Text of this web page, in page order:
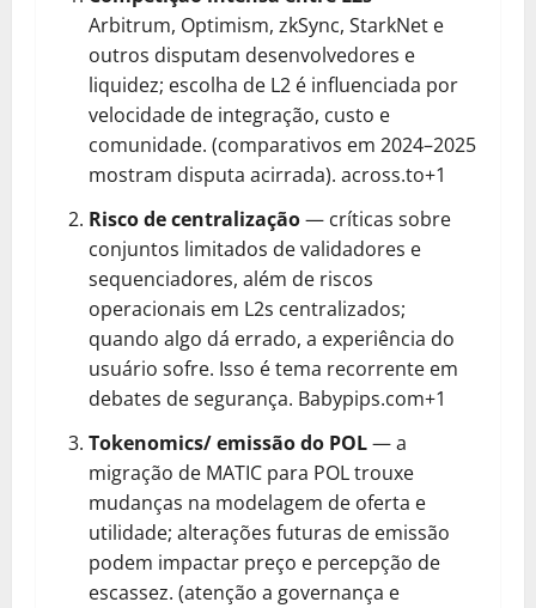
Arbitrum, Optimism, zkSync, StarkNet e
outros disputam desenvolvedores e
liquidez; escolha de L2 é influenciada por
velocidade de integração, custo e
comunidade. (comparativos em 2024–2025
mostram disputa acirrada). across.to+1
Risco de centralização— críticas sobre
conjuntos limitados de validadores e
sequenciadores, além de riscos
operacionais em L2s centralizados;
quando algo dá errado, a experiência do
usuário sofre. Isso é tema recorrente em
debates de segurança. Babypips.com+1
Tokenomics/ emissão do POL— a
migração de MATIC para POL trouxe
mudanças na modelagem de oferta e
utilidade; alterações futuras de emissão
podem impactar preço e percepção de
escassez. (atenção a governança e